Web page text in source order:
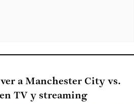
a Manchester City vs.
TV y streaming